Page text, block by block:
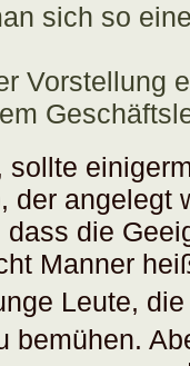
sich so
Vorstellung
sollte
der angelegt
die
Manner
Leute,
bemühen.